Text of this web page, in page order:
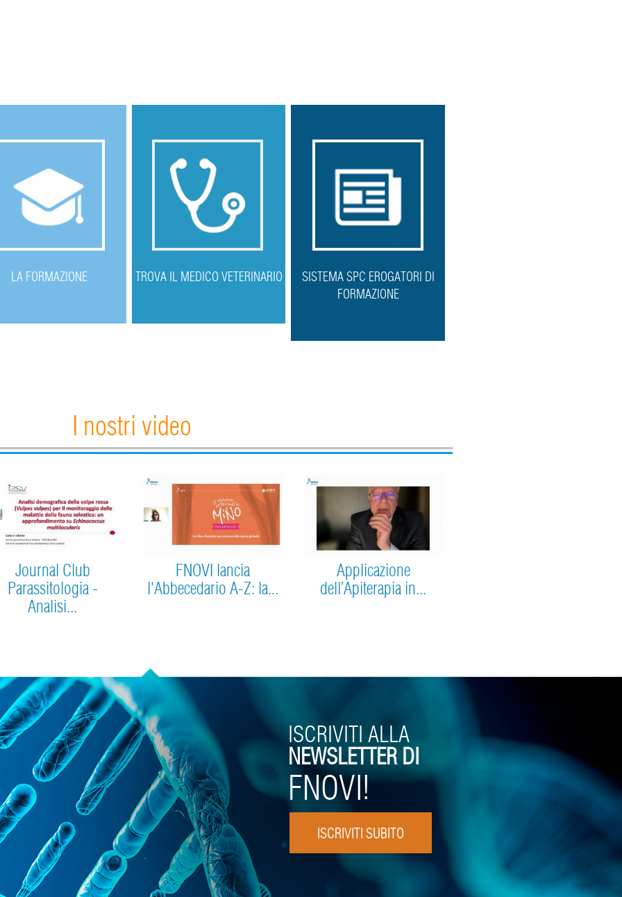
LA FORMAZIONE TROVA IL MEDICO VETERINARIO
SISTEMA SPC EROGATORI DI
FORMAZIONE
I nostri video
Journal Club
Parassitologia -
Analisi...
FNOVI lancia
l'Abbecedario A-Z: la...
Applicazione
dell’Apiterapia in...
FNOVI!
ISCRIVITI SUBITO
ISCRIVITI ALLA
NEWSLETTER DI